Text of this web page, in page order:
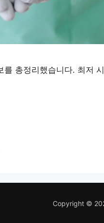
총정리했습니다. 최저
Copyright ©